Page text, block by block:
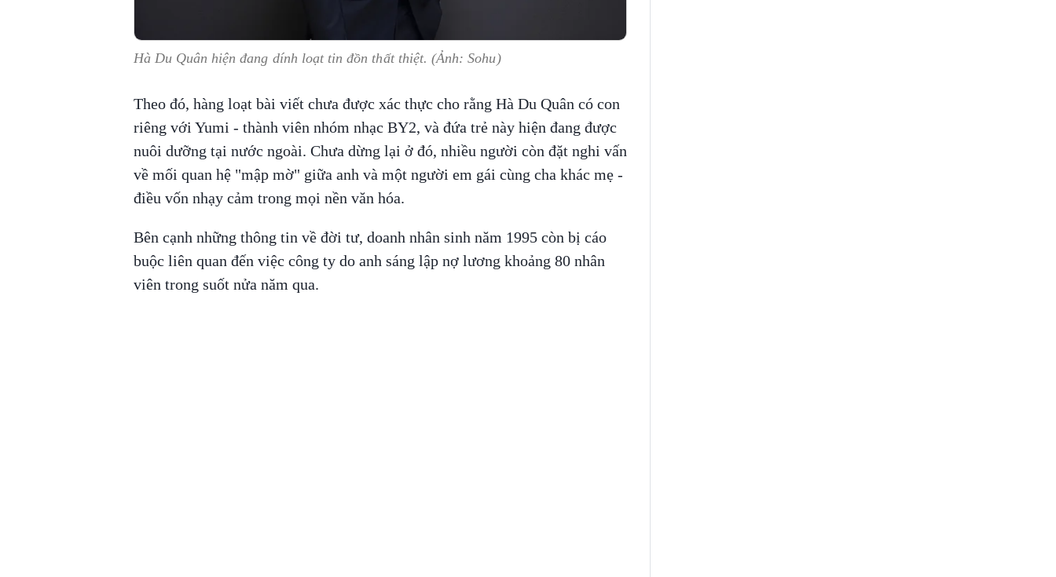
Hà Du Quân hiện đang dính loạt tin đồn thất thiệt. (Ảnh: Sohu)
Theo đó, hàng loạt bài viết chưa được xác thực cho rằng Hà Du Quân có con
riêng với Yumi - thành viên nhóm nhạc BY2, và đứa trẻ này hiện đang được
nuôi dưỡng tại nước ngoài. Chưa dừng lại ở đó, nhiều người còn đặt nghi vấn
về mối quan hệ "mập mờ" giữa anh và một người em gái cùng cha khác mẹ -
điều vốn nhạy cảm trong mọi nền văn hóa.
Bên cạnh những thông tin về đời tư, doanh nhân sinh năm 1995 còn bị cáo
buộc liên quan đến việc công ty do anh sáng lập nợ lương khoảng 80 nhân
viên trong suốt nửa năm qua.